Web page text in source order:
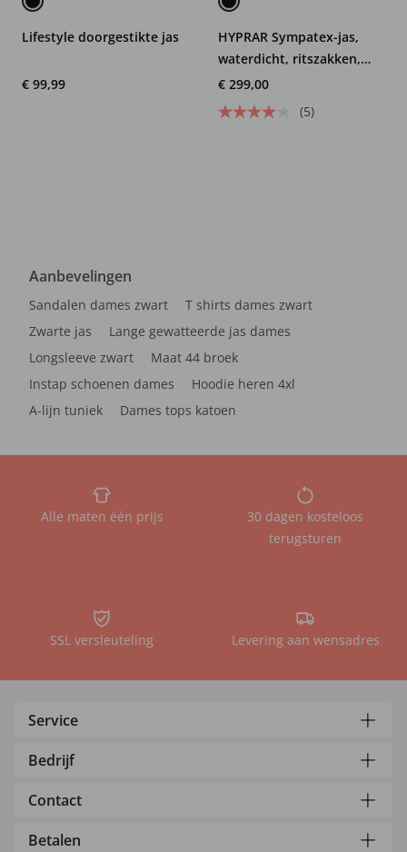
Lifestyle doorgestikte jas
€ 99,99
HYPRAR Sympatex-jas,
waterdicht, ritszakken,
capuchon
€ 299,00
(5)
Aanbevelingen
Sandalen dames zwart
T shirts dames zwart
Zwarte jas
Lange gewatteerde jas dames
Longsleeve zwart
Maat 44 broek
Instap schoenen dames
Hoodie heren 4xl
A-lijn tuniek
Dames tops katoen
Alle maten één prijs
30 dagen kosteloos
terugsturen
SSL versleuteling Levering aan wensadres
Service
Bedrijf
Contact
Betalen